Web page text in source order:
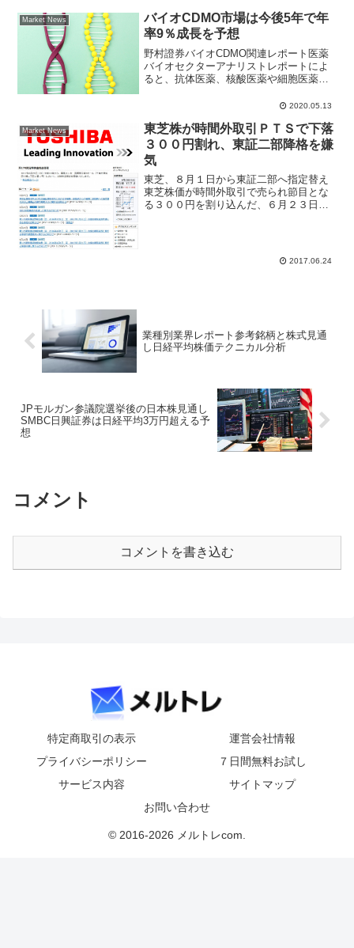
Market News
バイオCDMO市場は今後5年で年
率9％成長を予想
野村證券バイオCDMO関連レポート医薬
バイオセクターアナリストレポートによ
ると、抗体医薬、核酸医薬や細胞医薬な
る成長が見込めると指摘。日本の化学・
場に参入する動きが活発...
2020.05.13
Market News
東芝株が時間外取引ＰＴＳで下落
３００円割れ、東証二部降格を嫌
気
東芝、８月１日から東証二部へ指定替え
東芝株価が時間外取引で売られ節目とな
る３００円を割り込んだ、６月２３日の
2017.06.24
業種別業界レポート参考銘柄と株式見通
し日経平均株価テクニカル分析
JPモルガン参議院選挙後の日本株見通し
SMBC日興証券は日経平均3万円超える予
想
コメント
コメントを書き込む
特定商取引の表示
運営会社情報
プライバシーポリシー
７日間無料お試し
サービス内容
サイトマップ
お問い合わせ
© 2016-2026 メルトレcom.